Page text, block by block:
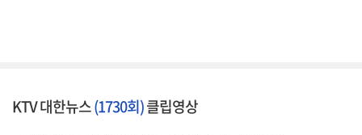
KTV 대한뉴스(1730회)클립영상